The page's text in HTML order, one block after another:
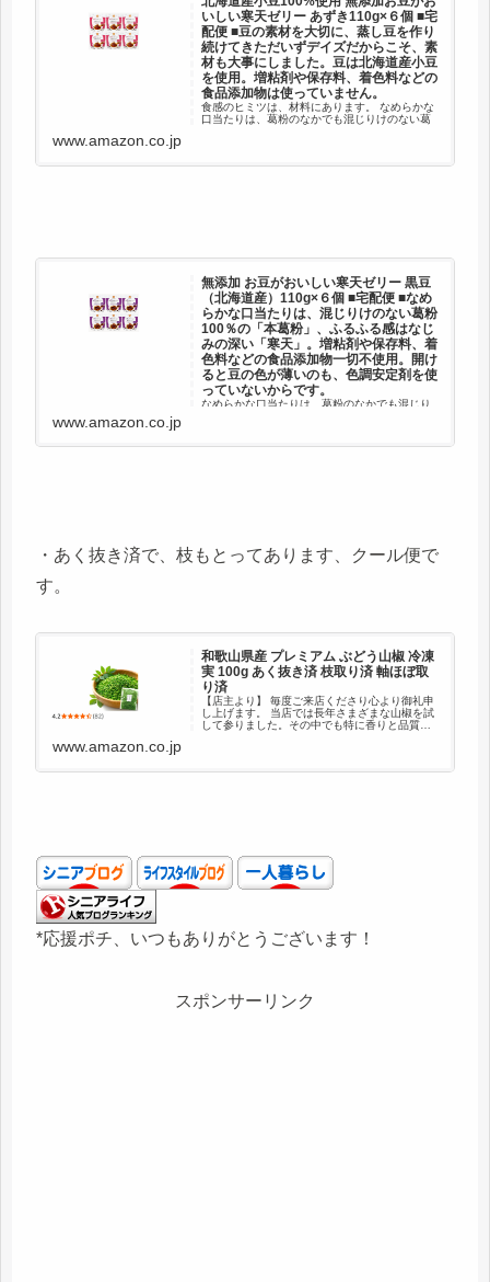
いしい寒天ゼリー あずき110g×６個 ■宅
配便 ■豆の素材を大切に、蒸し豆を作り
続けてきただいずデイズだからこそ、素
材も大事にしました。豆は北海道産小豆
を使用。増粘剤や保存料、着色料などの
食品添加物は使っていません。
食感のヒミツは、材料にあります。 なめらかな
口当たりは、葛粉のなかでも混じりけのない葛
特のとろふる食感に。 ...
www.amazon.co.jp
無添加 お豆がおいしい寒天ゼリー 黒豆
（北海道産）110g×６個 ■宅配便 ■なめ
らかな口当たりは、混じりけのない葛粉
100％の「本葛粉」、ふるふる感はなじ
みの深い「寒天」。増粘剤や保存料、着
色料などの食品添加物一切不使用。開け
ると豆の色が薄いのも、色調安定剤を使
っていないからです。
なめらかな口当たりは、葛粉のなかでも混じり
www.amazon.co.jp
・あく抜き済で、枝もとってあります、クール便で
す。
和歌山県産 プレミアム ぶどう山椒 冷凍
実 100g あく抜き済 枝取り済 軸ほぼ取
り済
【店主より】 毎度ご来店くださり心より御礼申
し上げます。 当店では長年さまざまな山椒を試
して参りました。その中でも特に香りと品質に
www.amazon.co.jp
*応援ポチ、いつもありがとうございます！
スポンサーリンク